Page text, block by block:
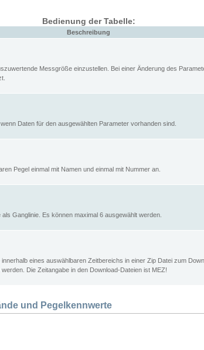
Bedienung der Tabelle:
Beschreibung
Messgröße einzustellen. Bei einer Änderung des
Daten für den ausgewählten Parameter vorhanden sind.
Pegel einmal mit Namen und einmal mit Nummer an.
Ganglinie. Es können maximal 6 ausgewählt werden.
eines auswählbaren Zeitbereichs in einer Zip Datei zum
Die Zeitangabe in den Download-Dateien ist MEZ!
und Pegelkennwerte